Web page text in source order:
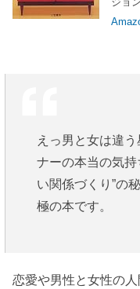
えっ男と女は違
ナーの本当の気
い関係づくり”の
極の本です。
恋愛や男性と女性の